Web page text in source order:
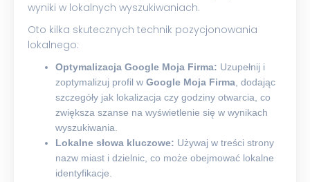
wyniki w lokalnych wyszukiwaniach.
Oto kilka skutecznych technik pozycjonowania
lokalnego:
Optymalizacja Google Moja Firma: Uzupełnij i
zoptymalizuj profil w Google Moja Firma , dodając
szczegóły jak lokalizacja czy godziny otwarcia, co
zwiększa szanse na wyświetlenie się w wynikach
wyszukiwania.
Lokalne słowa kluczowe: Używaj w treści strony
nazw miast i dzielnic, co może obejmować lokalne
identyfikacje.